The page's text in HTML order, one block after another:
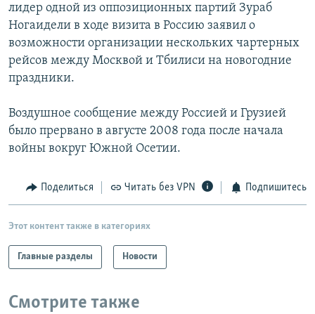
Все сайты РСЕ/РС
лидер одной из оппозиционных партий Зураб
Ногаидели в ходе визита в Россию заявил о
возможности организации нескольких чартерных
рейсов между Москвой и Тбилиси на новогодние
праздники.
Воздушное сообщение между Россией и Грузией
было прервано в августе 2008 года после начала
войны вокруг Южной Осетии.
Поделиться Читать без VPN Подпишитесь
Этот контент также в категориях
Главные разделы Новости
Смотрите также